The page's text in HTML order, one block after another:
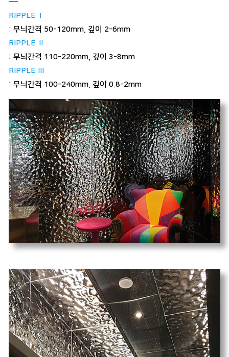
RIPPLE Ⅰ
: 무늬간격 50-120mm, 깊이 2-6mm
RIPPLE Ⅱ
: 무늬간격 110-220mm, 깊이 3-8mm
RIPPLE Ⅲ
: 무늬간격 100-240mm, 깊이 0.8-2mm